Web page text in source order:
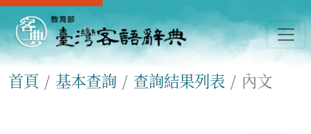
首頁 基本查詢 查詢結果列表 內文